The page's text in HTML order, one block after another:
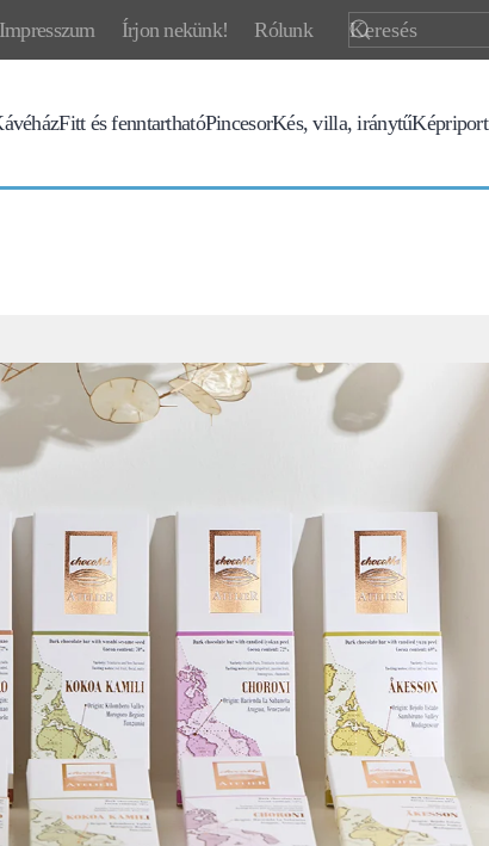
Impresszum Írjon nekünk! Rólunk
Fitt és fenntarthatóPincesorKés, villa, iránytűKépriport